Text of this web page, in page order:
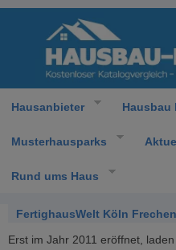
Hausanbieter Hausbau
Musterhausparks
Rund ums Haus
FertighausWelt Köln Frechen
Erst im Jahr 2011 eröffnet, laden